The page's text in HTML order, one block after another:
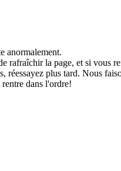
anormalement.
rafraîchir la page, et si vous
réessayez plus tard. Nous
dans l'ordre!